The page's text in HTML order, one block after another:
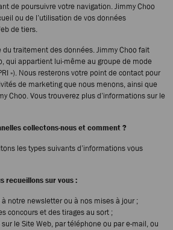
de poursuivre votre navigation. Jimmy Choo
ou de l’utilisation de vos données
de tiers.
du traitement des données. Jimmy Choo fait
qui appartient lui-même au groupe de mode
»). Nous resterons votre point de contact pour
de marketing que nous menons, ainsi que
Choo. Vous trouverez plus d’informations sur le
collectons-nous et comment ?
les types suivants d’informations vous
recueillons sur vous :
notre newsletter ou à nos mises à jour ;
concours et des tirages au sort ;
le Site Web, par téléphone ou par e-mail, ou